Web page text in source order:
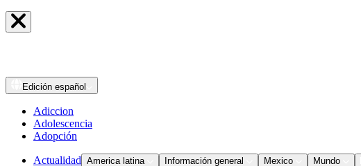
Edición español
Adiccion
Adolescencia
Adopción
Actualidad America latina Información general Mexico Mundo